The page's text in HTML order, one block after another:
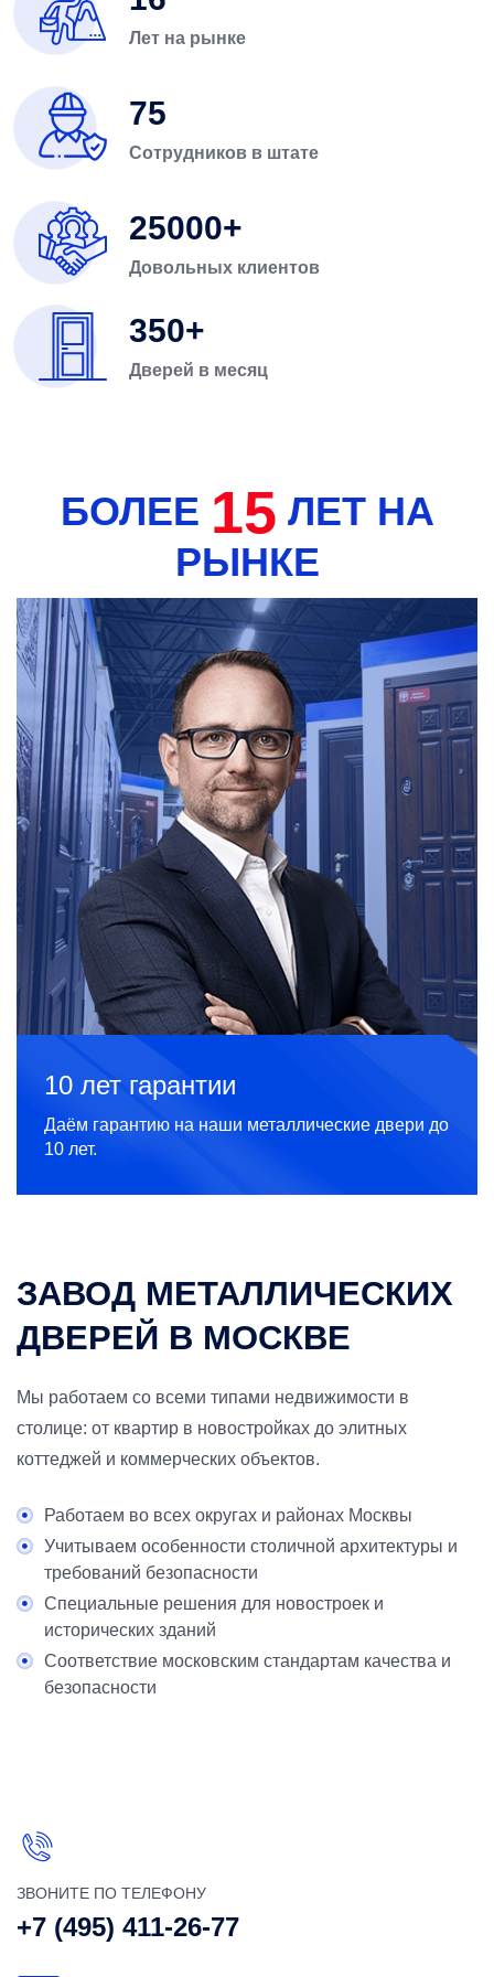
Лет на рынке
75
Сотрудников в штате
25000
Довольных клиентов
350
Дверей в месяц
БОЛЕЕ 15 ЛЕТ НА
РЫНКЕ
10 лет гарантии
Даём гарантию на наши металлические двери до
10 лет.
ЗАВОД МЕТАЛЛИЧЕСКИХ
ДВЕРЕЙ В МОСКВЕ
Мы работаем со всеми типами недвижимости в
столице: от квартир в новостройках до элитных
коттеджей и коммерческих объектов.
Работаем во всех округах и районах Москвы
Учитываем особенности столичной архитектуры и
требований безопасности
Специальные решения для новостроек и
исторических зданий
Соответствие московским стандартам качества и
безопасности
ЗВОНИТЕ ПО ТЕЛЕФОНУ
+7 (495) 411-26-77